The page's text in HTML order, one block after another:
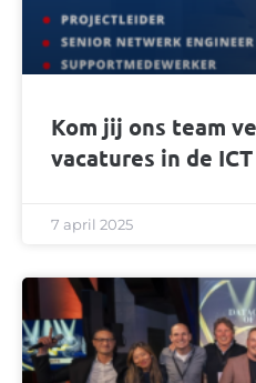
Kom jij ons team
vacatures in de
7 april 2025